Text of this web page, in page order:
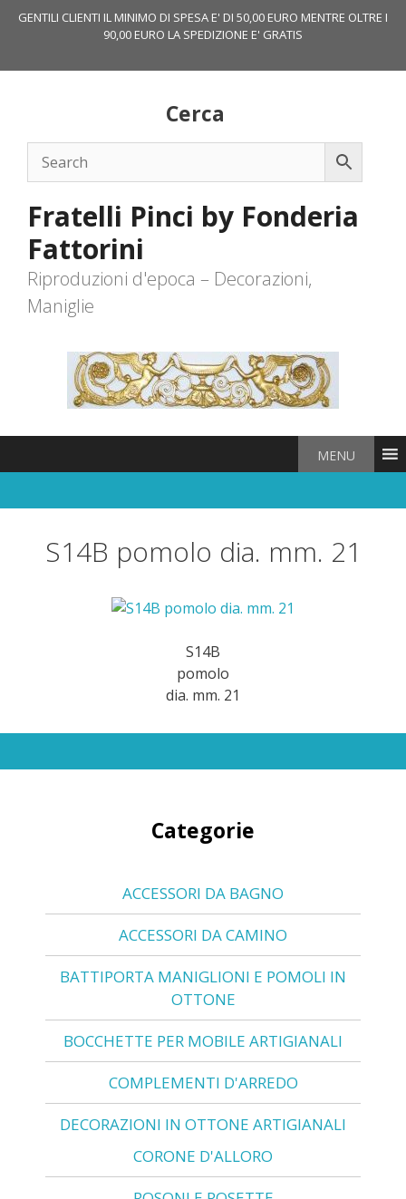
GENTILI CLIENTI IL MINIMO DI SPESA E' DI 50,00 EURO MENTRE OLTRE I
90,00 EURO LA SPEDIZIONE E' GRATIS
Cerca
Fratelli Pinci by Fonderia
Fattorini
Riproduzioni d'epoca – Decorazioni,
Maniglie
MENU
S14B pomolo dia. mm. 21
S14B
pomolo
dia. mm. 21
Categorie
ACCESSORI DA BAGNO
ACCESSORI DA CAMINO
BATTIPORTA MANIGLIONI E POMOLI IN
OTTONE
BOCCHETTE PER MOBILE ARTIGIANALI
COMPLEMENTI D'ARREDO
DECORAZIONI IN OTTONE ARTIGIANALI
CORONE D'ALLORO